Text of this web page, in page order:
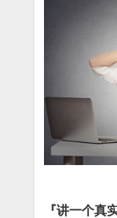
『讲一个真